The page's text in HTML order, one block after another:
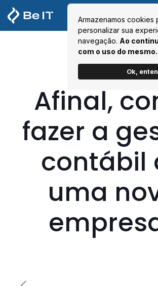
Armazenamos cookies
personalizar sua
navegação. Ao
com o uso do mesmo.
Ok,
Afinal,
fazer a
contábil
uma